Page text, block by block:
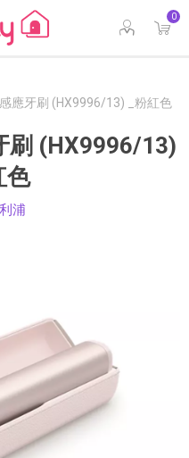
0
應牙刷 (HX9996/13) _粉紅色
刷 (HX9996/13)
色
浦